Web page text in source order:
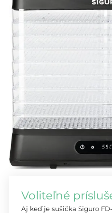
Voliteľné
Aj keď je sušička Siguro